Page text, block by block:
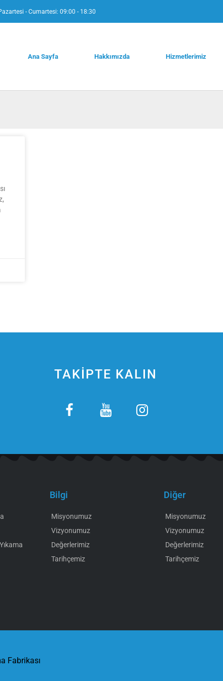
- Cumartesi: 09:00 - 18:30
Ana Sayfa Hakkımızda Hizmetlerimiz
TAKİPTE KALIN
Bilgi
Misyonumuz
Vizyonumuz
Değerlerimiz
Tarihçemiz
Diğer
Misyonumuz
Vizyonumuz
Değerlerimiz
Tarihçemiz
Fabrikası